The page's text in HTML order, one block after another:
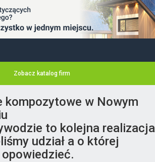
Zobacz katalog firm
kompozytowe w Nowym
to kolejna realizacja
udział a o której